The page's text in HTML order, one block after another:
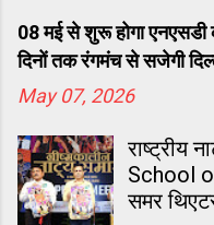
आयोजित
08 मई से शुरू होगा
दिनों तक रंगमंच से सजेगी
May 07, 2026
राष्ट्रीय
School
समर